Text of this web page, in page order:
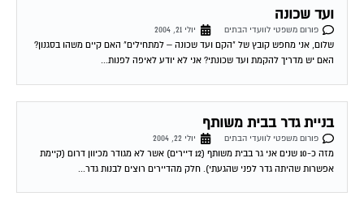
ועד שכונה
פורום משפטי לוועדי הבתים
יולי 21, 2004
שלום, אני מחפש קובץ של "הקם ועד שכונה – למתחילים" האם קיים משהו בסגנון?
האם יש מדריך להקמת ועד שכונתי? אני לא יודע לאיפה לפנות...
בניית גדר בבית משותף
פורום משפטי לוועדי הבתים
יולי 22, 2004
מזה כ-10 שנים אני גר בבית משותף (12 דיירים) אשר לא מגודר מכיוון דרום (קיימת
אפשרות שהיתה גדר לפני שהגעתי). חלק מהדיירים רוצים לבנות גדר...